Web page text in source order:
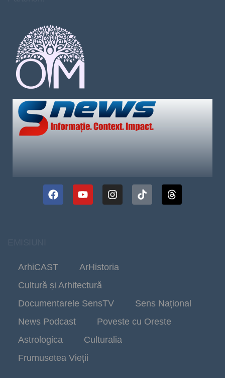
ArhiCAST
ArHistoria
Cultură și Arhitectură
Documentarele SensTV
Sens Național
News Podcast
Poveste cu Oreste
Astrologica
Culturalia
Frumusetea Vieții